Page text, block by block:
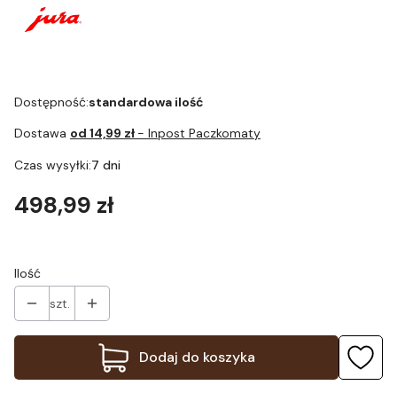
Dostępność:standardowa ilość
Dostawa od 14,99 zł - Inpost Paczkomaty
Czas wysyłki:7 dni
Cena
498,99 zł
Ilość
szt.
Dodaj do koszyka